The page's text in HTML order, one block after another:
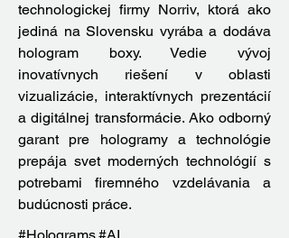
technologickej firmy Norriv, ktorá ako
jediná na Slovensku vyrába a dodáva
hologram boxy. Vedie vývoj
inovatívnych riešení v oblasti
vizualizácie, interaktívnych prezentácií
a digitálnej transformácie. Ako odborný
garant pre hologramy a technológie
prepája svet moderných technológií s
potrebami firemného vzdelávania a
budúcnosti práce.